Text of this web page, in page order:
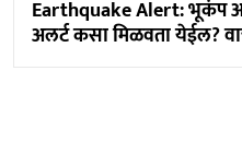
Earthquake Alert: भूकंप
अलर्ट कसा मिळवता येईल?